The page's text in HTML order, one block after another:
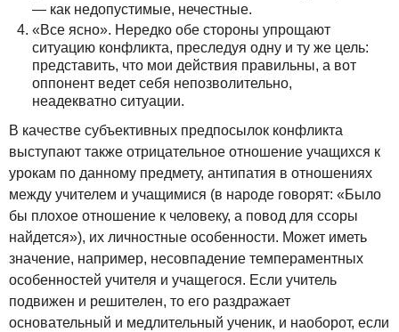
— как недопустимые, нечестные.
«Все ясно». Нередко обе стороны упрощают
ситуацию конфликта, преследуя одну и ту же цель:
представить, что мои действия правильны, а вот
оппонент ведет себя непозволительно,
неадекватно ситуации.
В качестве субъективных предпосылок конфликта
выступают также отрицательное отношение учащихся к
урокам по данному предмету, антипатия в отношениях
между учителем и учащимися (в народе говорят: «Было
бы плохое отношение к человеку, а повод для ссоры
найдется»), их личностные особенности. Может иметь
значение, например, несовпадение темпераментных
особенностей учителя и учащегося. Если учитель
подвижен и решителен, то его раздражает
основательный и медлительный ученик, и наоборот, если